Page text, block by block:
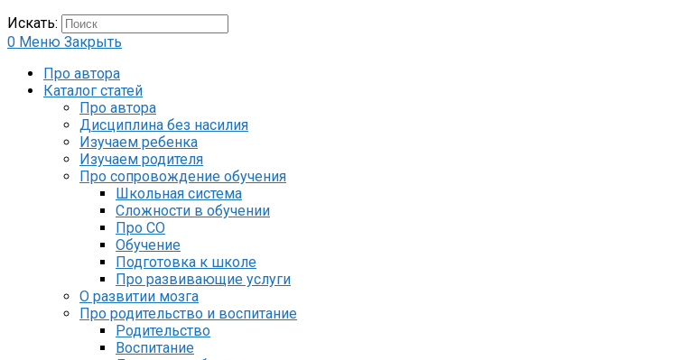
Искать:
0 Меню Закрыть
Про автора
Каталог статей
Про автора
Дисциплина без насилия
Изучаем ребенка
Изучаем родителя
Про сопровождение обучения
Школьная система
Сложности в обучении
Про СО
Обучение
Подготовка к школе
Про развивающие услуги
О развитии мозга
Про родительство и воспитание
Родительство
Воспитание